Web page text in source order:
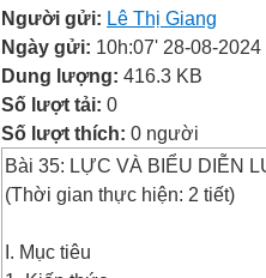
Người gửi: Lê Thị Giang
Ngày gửi: 10h:07' 28-08-2024
Dung lượng: 416.3 KB
Số lượt tải: 0
Số lượt thích: 0 người
Bài 35: LỰC VÀ BIỂU DIỄN
(Thời gian thực hiện: 2 tiết)
I. Mục tiêu